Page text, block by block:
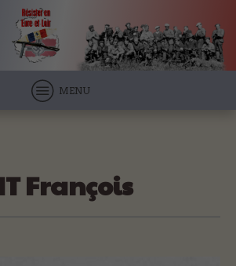
MENU
François